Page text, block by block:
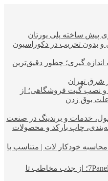
پیش ساخته پلی یورتان
بدون تخریب در دکوراسیون
گیری؛ چطور دقیق‌ترین
شرق تهران
و نصب گیت فروشگاهی؛ از
بوق زدن
خدمات و برندینگ در صنعت
چاپ بارکد و محصولات
خودکار لات | متناسب با
خدمات شبکه‌های اجتماعی 7Panel؛ از جذب مخاطب تا